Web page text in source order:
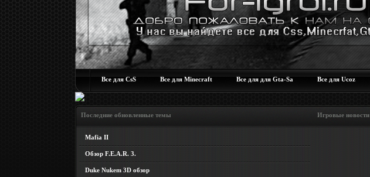
Все для CsS Все для Minecraft Все для для Gta-Sa Все для Ucoz
Последние обновленные темы Игровые новости
Mafia II
Обзор F.E.A.R. 3.
Duke Nukem 3D обзор